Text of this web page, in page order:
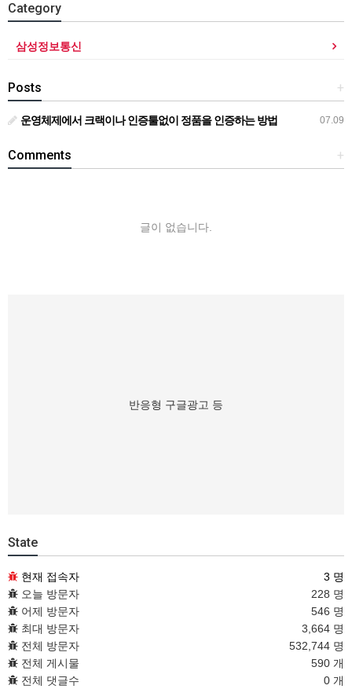
Category
삼성정보통신
+
Posts
07.09
운영체제에서 크랙이나 인증툴없이 정품을 인증하는 방법
+
Comments
글이 없습니다.
반응형 구글광고 등
State
현재 접속자
3 명
오늘 방문자
228 명
어제 방문자
546 명
최대 방문자
3,664 명
전체 방문자
532,744 명
전체 게시물
590 개
전체 댓글수
0 개